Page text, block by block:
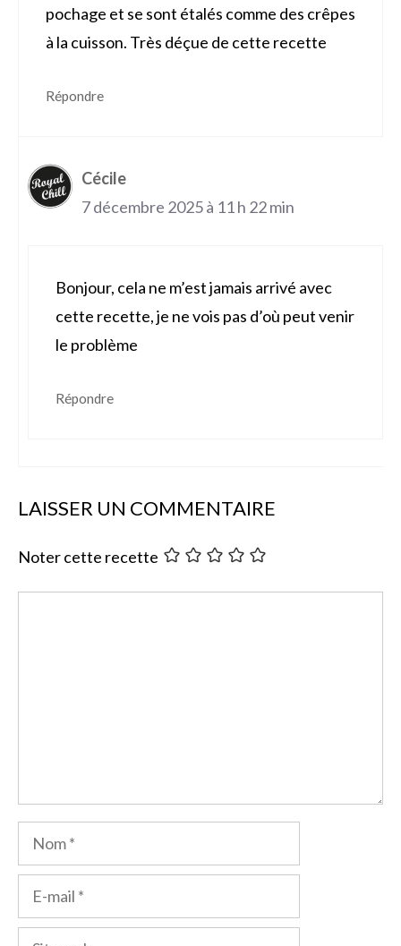
pochage et se sont étalés comme des crêpes
à la cuisson. Très déçue de cette recette
Répondre
Cécile
7 décembre 2025 à 11 h 22 min
Bonjour, cela ne m’est jamais arrivé avec
cette recette, je ne vois pas d’où peut venir
le problème
Répondre
LAISSER UN COMMENTAIRE
Noter cette recette
Nom
mail
Site